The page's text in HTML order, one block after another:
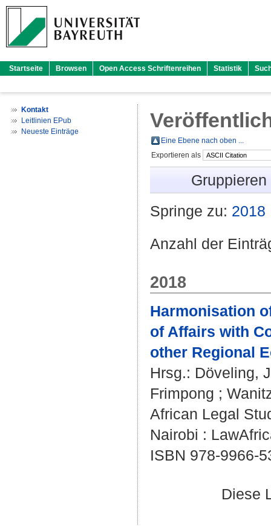
Startseite Browsen Open Access Schriftenreihen Statistik
Kontakt
Leitlinien EPub
Neueste Einträge
Eine Ebene nach oben ...
Exportieren als
Springe zu: 2018
Anzahl der
2018
Harmonisation
of Affairs with
other Regional
Hrsg.: Döveling,
Frimpong ;
African Legal
Nairobi :
ISBN 978-9966-
Diese